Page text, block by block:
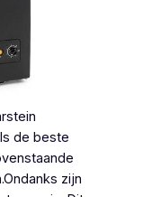
de beste
zijn